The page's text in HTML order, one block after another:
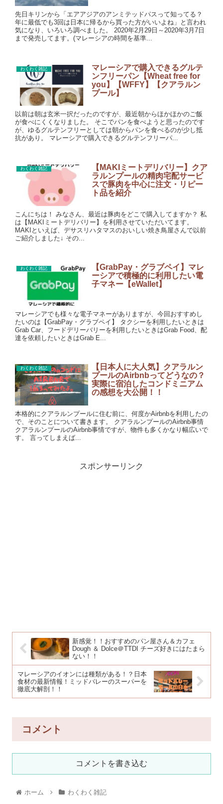
先日キリンから「エアアジアのアンミテッドパスって知ってる？
年に最低でも3回は日本に帰るから買った方がいいよね」と言われ
気になり、いろいろ調べました。 2020年2月29日～2020年3月7日
まで発売してます。(マレーシアの時間を基準...
わくわく雑記
マレーシアで購入できるグルテ
ンフリーパン【Wheat free for
you】【WFFY】【クアラルン
プール】
以前は朝は玄米一択だったのですが、最近朝からほかほかのご飯
が食べにくくなりました。 そこでパンを食べようと思ったのです
が、ゆるグルテンフリーとしては朝からパンを食べるのが少し抵
抗があり。 マレーシアで購入できるグルテンフリーパ...
わくわく雑記
【MAKIミートデリバリー】クア
ラルンプールの精肉宅配サービ
スで豚肉を中心に注文・リピー
ト品を紹介
こんにちは！ みなさん、最近は豚肉をどこで購入してますか？ 私
は【MAKIミートデリバリー】を利用させていただいてます。
MAKIといえば、デサスリハタマスのおいしい焼き鳥屋さんで以前
ご紹介しました↓ その...
わくわく雑記
【GrabPay・グラブペイ】マレ
ーシアで積極的に利用したい電
子マネー【eWallet】
マレーシアでも様々な電子マネーがありますが、今回おすすめし
たいのは【GrabPay・グラブペイ】 タクシーを利用したいときは
Grab Car、フードデリーバリーを利用したいときはGrab Food、配
達を依頼したいときはGrab E...
わくわく雑記
【日本人に大人気】クアラルン
プールのAirbnbってどうなの？
実際に宿泊したコンドミニアム
の感想を大公開！！
本格的にクアラルンプールに住む前に、何度かAirbnbを利用したの
で、そのことについて書きます。 クアラルンプールのAirbnb事情
クアラルンプールのAirbnb事情ですが、物件も多くかなり幅広いで
す。 言ってしまえば...
スポンサーリンク
新感覚！！おすすめのパン屋さん＆カフェ
Dough ＆ Dolce＠TTDI チーズ好きにはたまら
ない！！
マレーシアのイオンには種類がある！？日本
食材の最新情報！ミッドバレーのスーパーを
徹底大解剖！！
コメント
コメントを書き込む
ホーム わくわく雑記